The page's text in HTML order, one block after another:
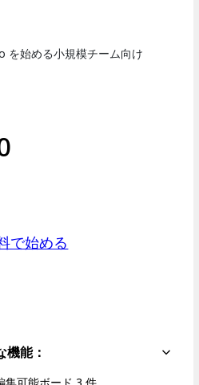
文書
Miroverse をチェック
コンセプトマップ
顧客ジャーニーマップ
リサーチ統合
を始める小規模チーム向け
で始める
機能：